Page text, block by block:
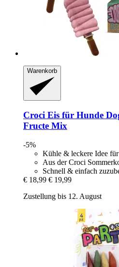
Warenkorb
Croci Eis für Hunde
Fructe Mix
-5%
Kühle & leckere Idee
Aus der Croci
Schnell & einfach
€ 18,99 € 19,99
Zustellung bis 12. August